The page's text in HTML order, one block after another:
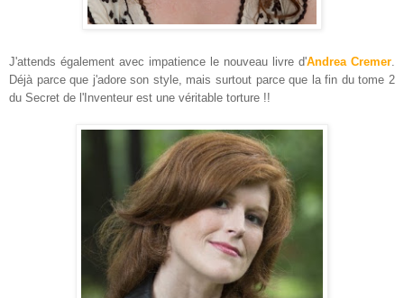
J'attends également avec impatience le nouveau livre d'Andrea Cremer
Déjà parce que j'adore son style, mais surtout parce que la fin du tome 2
du Secret de l'Inventeur est une véritable torture !!